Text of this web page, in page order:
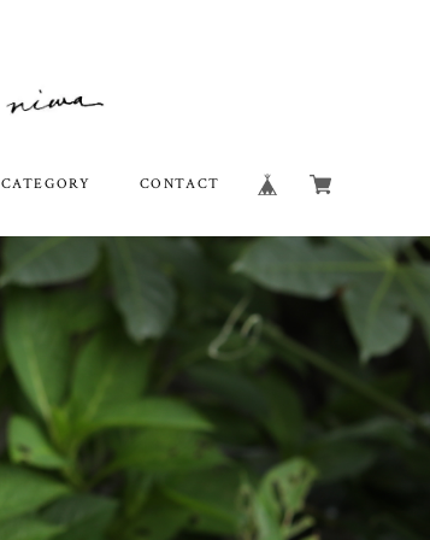
CATEGORY CONTACT